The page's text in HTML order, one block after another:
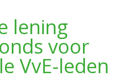
lening
voor
VvE-leden